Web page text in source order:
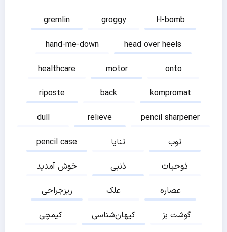
gremlin groggy
H-bomb
hand-me-down
head over heels
healthcare
motor
onto
riposte
back
kompromat
dull
relieve
pencil sharpener
pencil case
ثنایا
ثوب
خوش آمدید
ذنبی
ذوحیات
ریزجراحی
علک
عصاره
کیمچی
کیهان‌شناسی
گوشت بز